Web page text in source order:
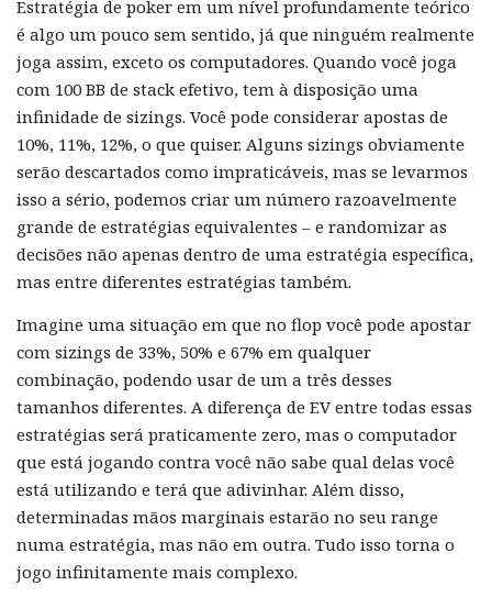
Estratégia de poker em um nível profundamente teórico
é algo um pouco sem sentido, já que ninguém realmente
joga assim, exceto os computadores. Quando você joga
com 100 BB de stack efetivo, tem à disposição uma
infinidade de sizings. Você pode considerar apostas de
10%, 11%, 12%, o que quiser. Alguns sizings obviamente
serão descartados como impraticáveis, mas se levarmos
isso a sério, podemos criar um número razoavelmente
grande de estratégias equivalentes – e randomizar as
decisões não apenas dentro de uma estratégia específica,
mas entre diferentes estratégias também.
Imagine uma situação em que no flop você pode apostar
com sizings de 33%, 50% e 67% em qualquer
combinação, podendo usar de um a três desses
tamanhos diferentes. A diferença de EV entre todas essas
estratégias será praticamente zero, mas o computador
que está jogando contra você não sabe qual delas você
está utilizando e terá que adivinhar. Além disso,
determinadas mãos marginais estarão no seu range
numa estratégia, mas não em outra. Tudo isso torna o
jogo infinitamente mais complexo.